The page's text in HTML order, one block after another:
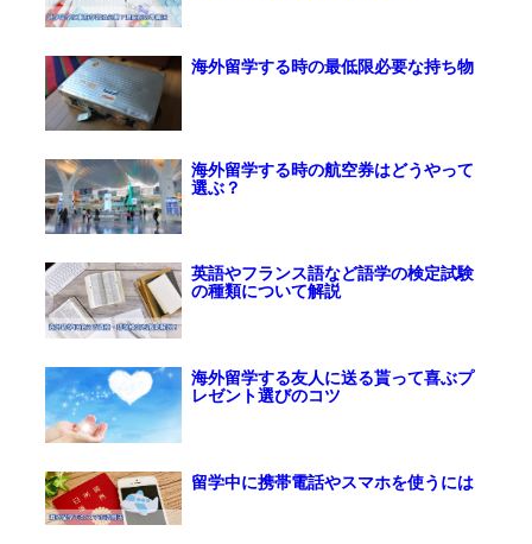
海外留学する時の最低限必要な持ち物
海外留学する時の航空券はどうやって
選ぶ？
英語やフランス語など語学の検定試験
の種類について解説
海外留学する友人に送る貰って喜ぶプ
レゼント選びのコツ
留学中に携帯電話やスマホを使うには